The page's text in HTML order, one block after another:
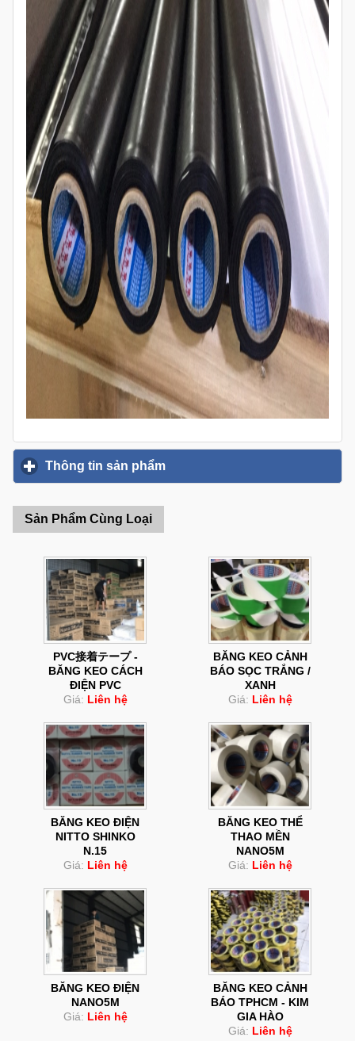
Thông tin sản phẩm
Sản Phẩm Cùng Loại
PVC接着テープ -
BĂNG KEO CÁCH
ĐIỆN PVC
Giá: Liên hệ
BĂNG KEO CẢNH
BÁO SỌC TRẮNG /
XANH
Giá: Liên hệ
BĂNG KEO ĐIỆN
NITTO SHINKO
N.15
Giá: Liên hệ
BĂNG KEO THỂ
THAO MỀN
NANO5M
Giá: Liên hệ
BĂNG KEO ĐIỆN
NANO5M
Giá: Liên hệ
BĂNG KEO CẢNH
BÁO TPHCM - KIM
GIA HÀO
Giá: Liên hệ